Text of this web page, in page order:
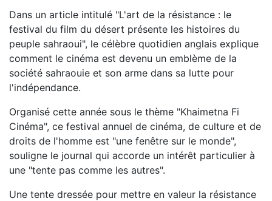
Dans un article intitulé "L'art de la résistance : le
festival du film du désert présente les histoires du
peuple sahraoui", le célèbre quotidien anglais explique
comment le cinéma est devenu un emblème de la
société sahraouie et son arme dans sa lutte pour
l'indépendance.
Organisé cette année sous le thème "Khaimetna Fi
Cinéma", ce festival annuel de cinéma, de culture et de
droits de l'homme est "une fenêtre sur le monde",
souligne le journal qui accorde un intérêt particulier à
une "tente pas comme les autres".
Une tente dressée pour mettre en valeur la résistance